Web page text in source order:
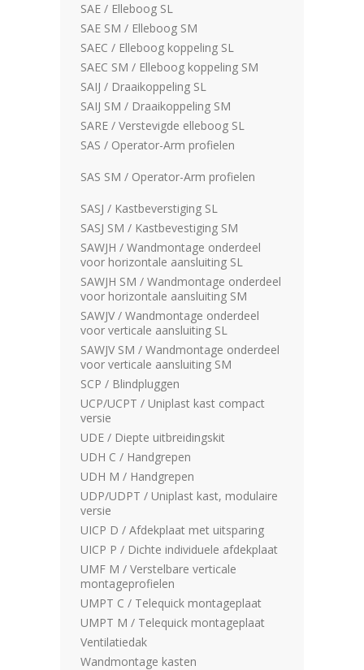
SAE / Elleboog SL
SAE SM / Elleboog SM
SAEC / Elleboog koppeling SL
SAEC SM / Elleboog koppeling SM
SAIJ / Draaikoppeling SL
SAIJ SM / Draaikoppeling SM
SARE / Verstevigde elleboog SL
SAS / Operator-Arm profielen
SAS SM / Operator-Arm profielen
SASJ / Kastbeverstiging SL
SASJ SM / Kastbevestiging SM
SAWJH / Wandmontage onderdeel
voor horizontale aansluiting SL
SAWJH SM / Wandmontage onderdeel
voor horizontale aansluiting SM
SAWJV / Wandmontage onderdeel
voor verticale aansluiting SL
SAWJV SM / Wandmontage onderdeel
voor verticale aansluiting SM
SCP / Blindpluggen
UCP/UCPT / Uniplast kast compact
versie
UDE / Diepte uitbreidingskit
UDH C / Handgrepen
UDH M / Handgrepen
UDP/UDPT / Uniplast kast, modulaire
versie
UICP D / Afdekplaat met uitsparing
UICP P / Dichte individuele afdekplaat
UMF M / Verstelbare verticale
montageprofielen
UMPT C / Telequick montageplaat
UMPT M / Telequick montageplaat
Ventilatiedak
Wandmontage kasten